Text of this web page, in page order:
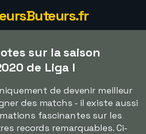
sur la saison
de Liga I
de devenir meilleur
des matchs - il existe aussi
fascinantes sur les
records remarquables. Ci-